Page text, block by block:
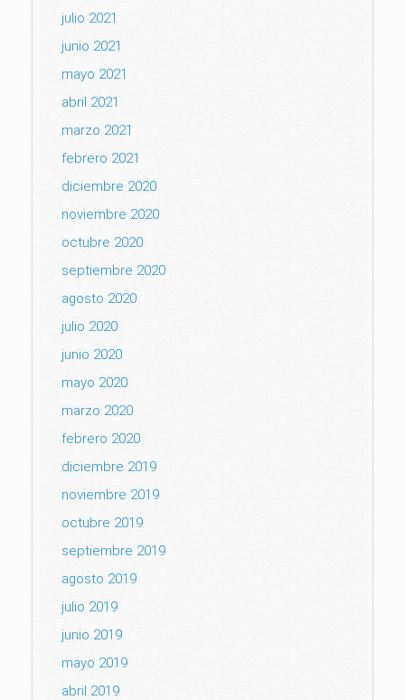
julio 2021
junio 2021
mayo 2021
abril 2021
marzo 2021
febrero 2021
diciembre 2020
noviembre 2020
octubre 2020
septiembre 2020
agosto 2020
julio 2020
junio 2020
mayo 2020
marzo 2020
febrero 2020
diciembre 2019
noviembre 2019
octubre 2019
septiembre 2019
agosto 2019
julio 2019
junio 2019
mayo 2019
abril 2019